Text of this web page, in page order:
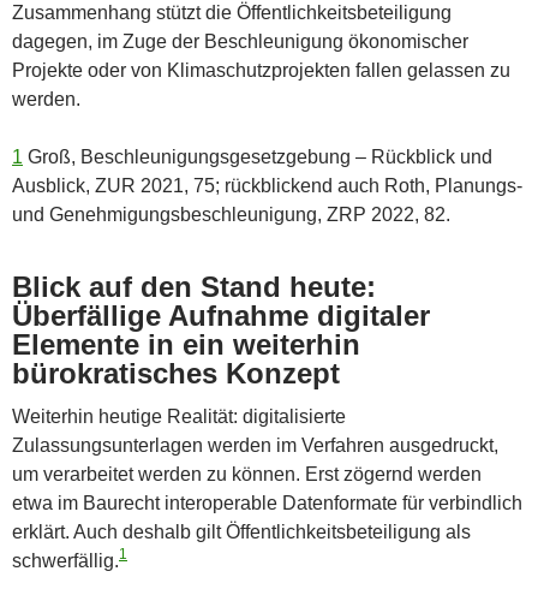
Zusammenhang stützt die Öffentlichkeitsbeteiligung
dagegen, im Zuge der Beschleunigung ökonomischer
Projekte oder von Klimaschutzprojekten fallen gelassen zu
werden.
1 Groß, Beschleunigungsgesetzgebung – Rückblick und
Ausblick, ZUR 2021, 75; rückblickend auch Roth, Planungs-
und Genehmigungsbeschleunigung, ZRP 2022, 82.
Blick auf den Stand heute:
Überfällige Aufnahme digitaler
Elemente in ein weiterhin
bürokratisches Konzept
Weiterhin heutige Realität: digitalisierte
Zulassungsunterlagen werden im Verfahren ausgedruckt,
um verarbeitet werden zu können. Erst zögernd werden
etwa im Baurecht interoperable Datenformate für verbindlich
erklärt. Auch deshalb gilt Öffentlichkeitsbeteiligung als
schwerfällig.1